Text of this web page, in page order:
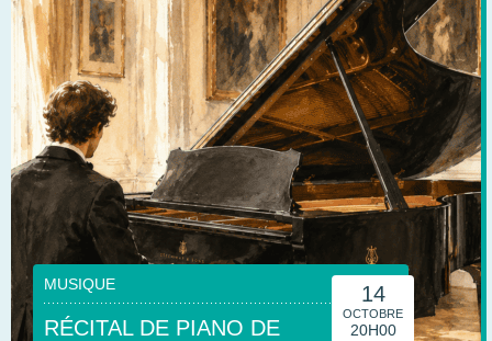
MUSIQUE
RÉCITAL DE PIANO DE
14
OCTOBRE
20H00